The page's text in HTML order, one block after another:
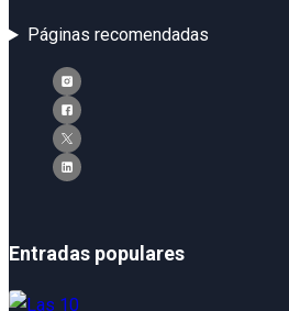
Páginas recomendadas
Entradas populares